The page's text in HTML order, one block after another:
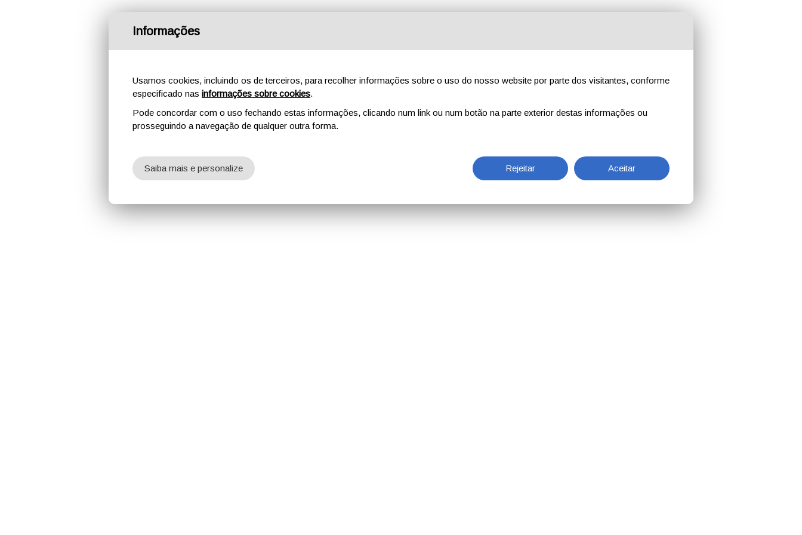
Informações
Usamos cookies, incluindo os de terceiros, para recolher informações sobre o uso do nosso website por parte dos visitantes, conforme
especificado nas informações sobre cookies.
Pode concordar com o uso fechando estas informações, clicando num link ou num botão na parte exterior destas informações ou
prosseguindo a navegação de qualquer outra forma.
Rejeitar Aceitar
Saiba mais e personalize